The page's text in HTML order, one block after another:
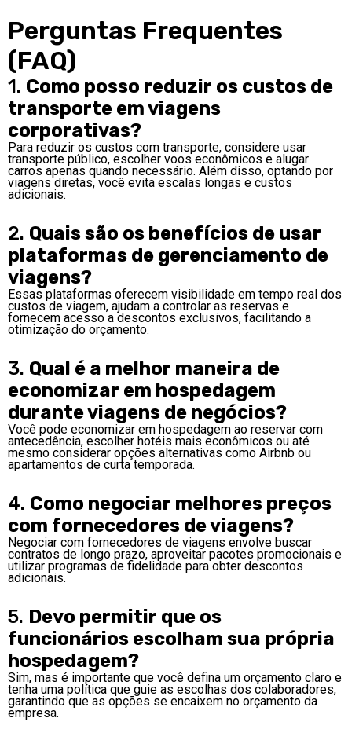
Perguntas Frequentes
(FAQ)
1. Como posso reduzir os custos de
transporte em viagens
corporativas?
Para reduzir os custos com transporte, considere usar
transporte público, escolher voos econômicos e alugar
carros apenas quando necessário. Além disso, optando por
viagens diretas, você evita escalas longas e custos
adicionais.
2. Quais são os benefícios de usar
plataformas de gerenciamento de
viagens?
Essas plataformas oferecem visibilidade em tempo real dos
custos de viagem, ajudam a controlar as reservas e
fornecem acesso a descontos exclusivos, facilitando a
otimização do orçamento.
3. Qual é a melhor maneira de
economizar em hospedagem
durante viagens de negócios?
Você pode economizar em hospedagem ao reservar com
antecedência, escolher hotéis mais econômicos ou até
mesmo considerar opções alternativas como Airbnb ou
apartamentos de curta temporada.
4. Como negociar melhores preços
com fornecedores de viagens?
Negociar com fornecedores de viagens envolve buscar
contratos de longo prazo, aproveitar pacotes promocionais e
utilizar programas de fidelidade para obter descontos
adicionais.
5. Devo permitir que os
funcionários escolham sua própria
hospedagem?
Sim, mas é importante que você defina um orçamento claro e
tenha uma política que guie as escolhas dos colaboradores,
garantindo que as opções se encaixem no orçamento da
empresa.